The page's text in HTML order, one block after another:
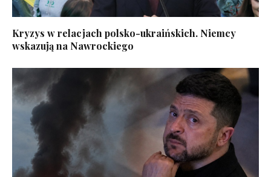
Kryzys w relacjach polsko-ukraińskich. Niemcy
wskazują na Nawrockiego